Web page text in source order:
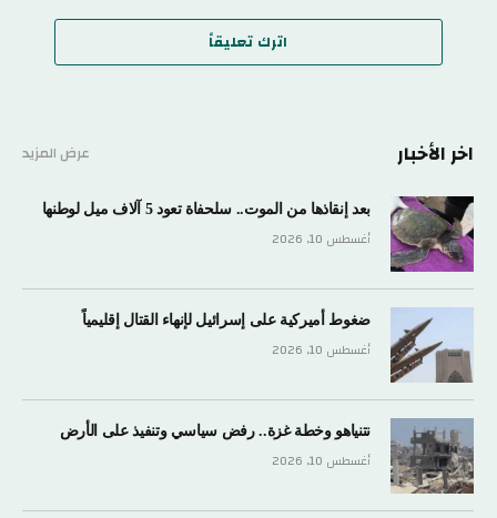
اترك تعليقاً
اخر الأخبار عرض المزيد
بعد إنقاذها من الموت.. سلحفاة تعود 5 آلاف ميل لوطنها
أغسطس 10, 2026
ضغوط أميركية على إسرائيل لإنهاء القتال إقليمياً
أغسطس 10, 2026
نتنياهو وخطة غزة.. رفض سياسي وتنفيذ على الأرض
أغسطس 10, 2026